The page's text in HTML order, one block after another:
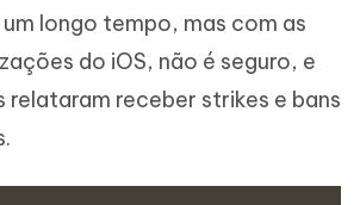
longo tempo, mas com as
do iOS, não é seguro, e
relataram receber strikes e bans